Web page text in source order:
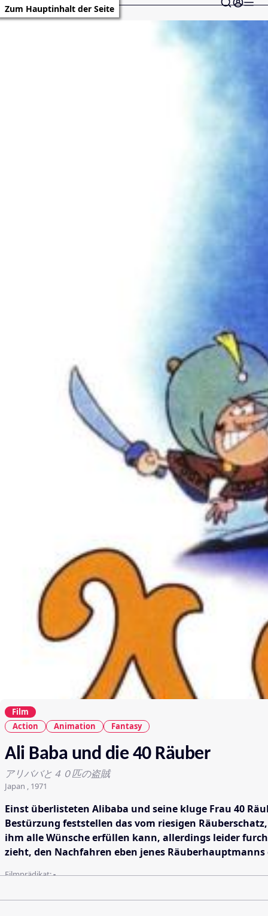
Zum Hauptinhalt der Seite
Film
Action
Animation Fantasy
Ali Baba und die 40 Räuber
アリババと４０匹の盗賊
Japan , 1971
Einst überlisteten Alibaba und seine kluge Frau 40
Bestürzung feststellen das vom riesigen
ihm alle Wünsche erfüllen kann, allerdings leider
zieht, den Nachfahren eben jenes
Filmprädikat:-